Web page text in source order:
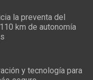
la preventa del
km de autonomía
y tecnología para